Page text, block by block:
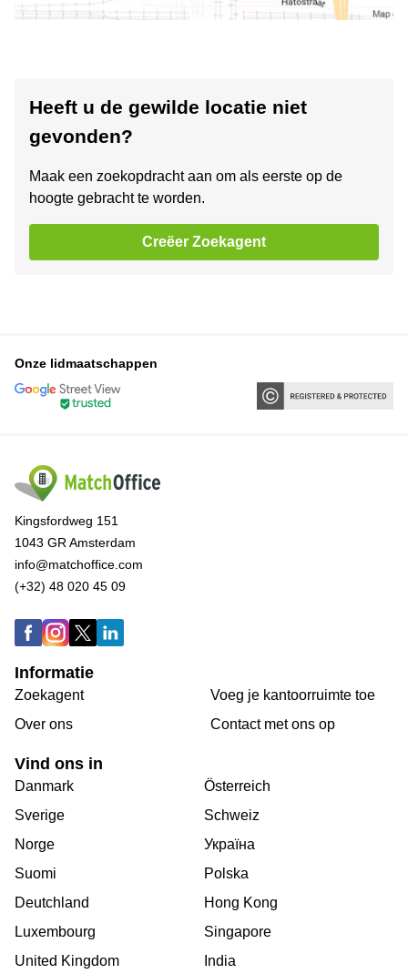
Heeft u de gewilde locatie niet
gevonden?
Maak een zoekopdracht aan om als eerste op de
hoogte gebracht te worden.
Creëer Zoekagent
Onze lidmaatschappen
Kingsfordweg 151
1043 GR Amsterdam
info@matchoffice.com
(+32) 48 020 45 09
Informatie
Zoekagent
Over ons
Voeg je kantoorruimte toe
Сontact met ons op
Vind ons in
Danmark
Sverige
Norge
Suomi
Deutchland
Luxembourg
United Kingdom
Österreich
Schweiz
Україна
Polska
Hong Kong
Singapore
India